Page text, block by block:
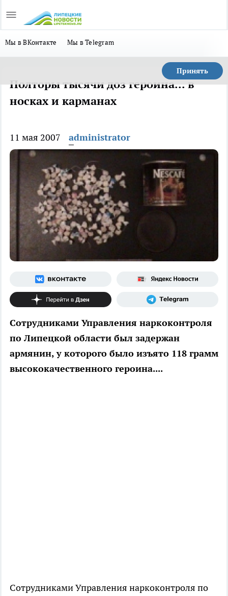
Мы в ВКонтакте Мы в Telegram
Принять
Полторы тысячи доз героина... в
носках и карманах
11 мая 2007 administrator
Сотрудниками Управления наркоконтроля
по Липецкой области был задержан
армянин, у которого было изъято 118 грамм
высококачественного героина....
Сотрудниками Управления наркоконтроля по